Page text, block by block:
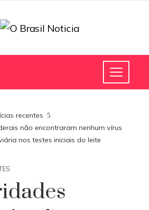
recentes
não encontraram nenhum vírus
nos testes iniciais do leite